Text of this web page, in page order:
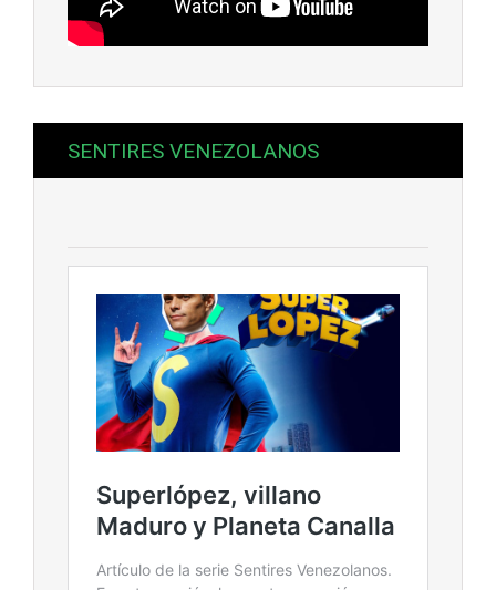
SENTIRES VENEZOLANOS